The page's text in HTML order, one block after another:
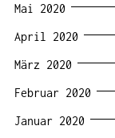
Mai 2020
April 2020
März 2020
Februar 2020
Januar 2020